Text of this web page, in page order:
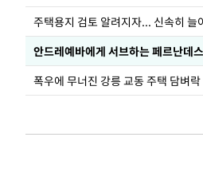
안드레예바에게 서브하는 페르난데스
폭우에 무너진 강릉 교동 주택 담벼락